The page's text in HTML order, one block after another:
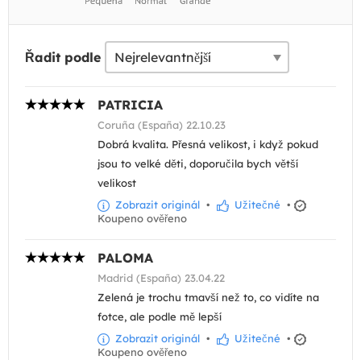
Řadit podle
PATRICIA
Coruña (España) 22.10.23
Dobrá kvalita. Přesná velikost, i když pokud
jsou to velké děti, doporučila bych větší
velikost
Zobrazit originál • Užitečné •
Koupeno ověřeno
PALOMA
Madrid (España) 23.04.22
Zelená je trochu tmavší než to, co vidíte na
fotce, ale podle mě lepší
Zobrazit originál • Užitečné •
Koupeno ověřeno